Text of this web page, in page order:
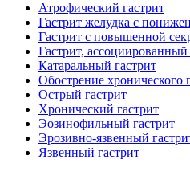
Атрофический гастрит
Гастрит желудка с
Гастрит с повышенной
Гастрит,
Катаральный гастрит
Обострение хронического
Острый гастрит
Хронический гастрит
Эозинофильный гастрит
Эрозивно-язвенный
Язвенный гастрит